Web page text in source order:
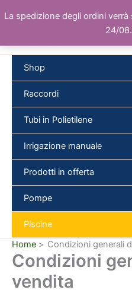
La spedizione degli ordini
24/08.
al
Shop
Raccordi
Tubi in Polietilene
Irrigazione manuale
Prodotti in offerta
Pompe
Piscine
Home Condizioni generali
Condizioni
vendita